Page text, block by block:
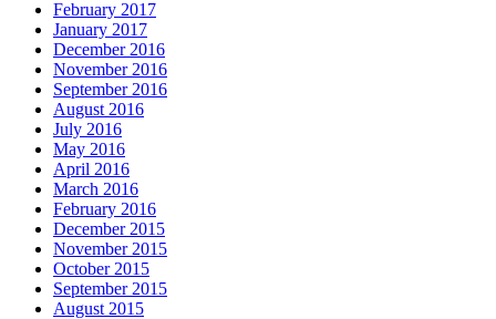
February 2017
January 2017
December 2016
November 2016
September 2016
August 2016
July 2016
May 2016
April 2016
March 2016
February 2016
December 2015
November 2015
October 2015
September 2015
August 2015